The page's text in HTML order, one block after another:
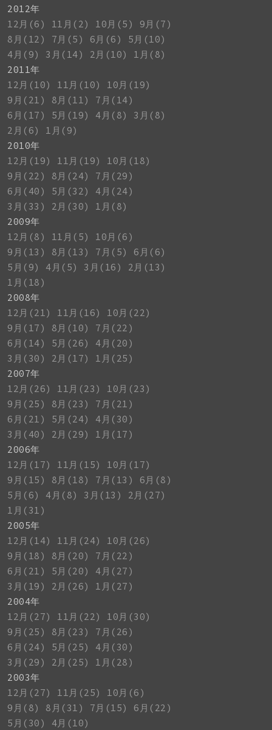
2012年
12月(6)
11月(2) 10月(5)
9月(7)
8月(12)
7月(5) 6月(6)
5月(10)
4月(9)
3月(14) 2月(10)
1月(8)
2011年
12月(10)
11月(10)
10月(19)
9月(21)
8月(11)
7月(14)
6月(17)
5月(19) 4月(8)
3月(8)
2月(6)
1月(9)
2010年
12月(19)
11月(19)
10月(18)
9月(22)
8月(24)
7月(29)
6月(40)
5月(32)
4月(24)
3月(33)
2月(30)
1月(8)
2009年
12月(8)
11月(5)
10月(6)
9月(13)
8月(13) 7月(5)
6月(6)
5月(9)
4月(5) 3月(16)
2月(13)
1月(18)
2008年
12月(21)
11月(16)
10月(22)
9月(17)
8月(10)
7月(22)
6月(14)
5月(26)
4月(20)
3月(30)
2月(17)
1月(25)
2007年
12月(26)
11月(23)
10月(23)
9月(25)
8月(23)
7月(21)
6月(21)
5月(24)
4月(30)
3月(40)
2月(29)
1月(17)
2006年
12月(17)
11月(15)
10月(17)
9月(15)
8月(18) 7月(13)
6月(8)
5月(6)
4月(8) 3月(13)
2月(27)
1月(31)
2005年
12月(14)
11月(24)
10月(26)
9月(18)
8月(20)
7月(22)
6月(21)
5月(20)
4月(27)
3月(19)
2月(26)
1月(27)
2004年
12月(27)
11月(22)
10月(30)
9月(25)
8月(23)
7月(26)
6月(24)
5月(25)
4月(30)
3月(29)
2月(25)
1月(28)
2003年
12月(27)
11月(25)
10月(6)
9月(8)
8月(31) 7月(15)
6月(22)
5月(30)
4月(10)